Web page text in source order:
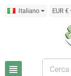
Italiano EUR €
view_headline